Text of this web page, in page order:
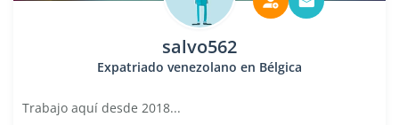
salvo562
Expatriado venezolano en Bélgica
Trabajo aquí desde 2018...